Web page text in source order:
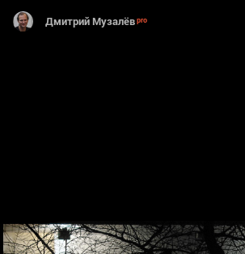
Дмитрий Музалёв